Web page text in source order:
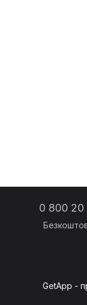
0 800 20
GetApp -